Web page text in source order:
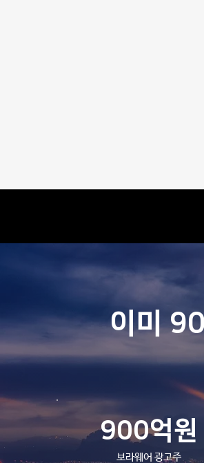
26년 7월
이트 안내
이미
900억원
보라웨어 광고주